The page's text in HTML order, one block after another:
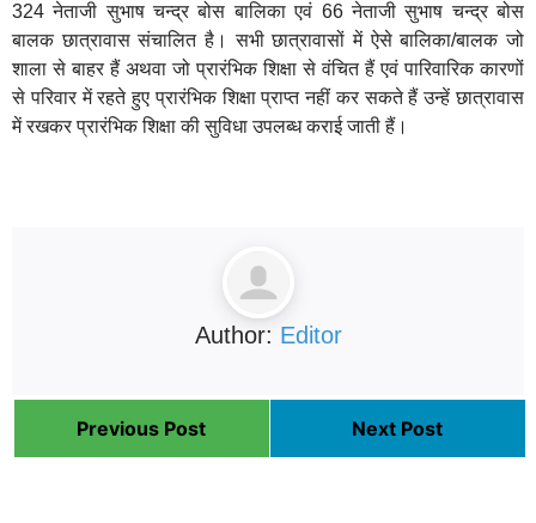
324 नेताजी सुभाष चन्‍द्र बोस बालिका एवं 66 नेताजी सुभाष चन्‍द्र बोस
बालक छात्रावास संचालित है। सभी छात्रावासों में ऐसे बालिका/बालक जो
शाला से बाहर हैं अथवा जो प्रारंभिक शिक्षा से वंचित हैं एवं पारिवारिक कारणों
से परिवार में रहते हुए प्रारंभिक शिक्षा प्राप्त नहीं कर सकते हैं उन्हें छात्रावास
में रखकर प्रारंभिक शिक्षा की सुविधा उपलब्ध कराई जाती हैं।
Author: Editor
Previous Post Next Post